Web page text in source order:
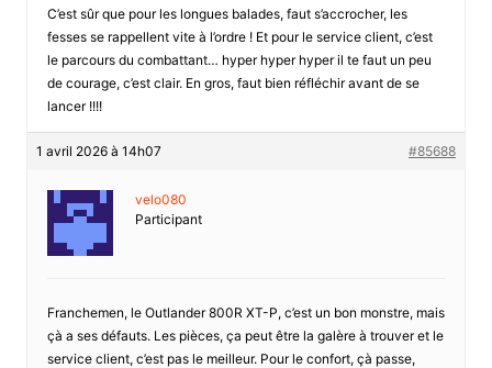
C’est sûr que pour les longues balades, faut s’accrocher, les
fesses se rappellent vite à l’ordre ! Et pour le service client, c’est
le parcours du combattant… hyper hyper hyper il te faut un peu
de courage, c’est clair. En gros, faut bien réfléchir avant de se
lancer !!!!
1 avril 2026 à 14h07 #85688
velo080
Participant
Franchemen, le Outlander 800R XT-P, c’est un bon monstre, mais
çà a ses défauts. Les pièces, ça peut être la galère à trouver et le
service client, c’est pas le meilleur. Pour le confort, çà passe,